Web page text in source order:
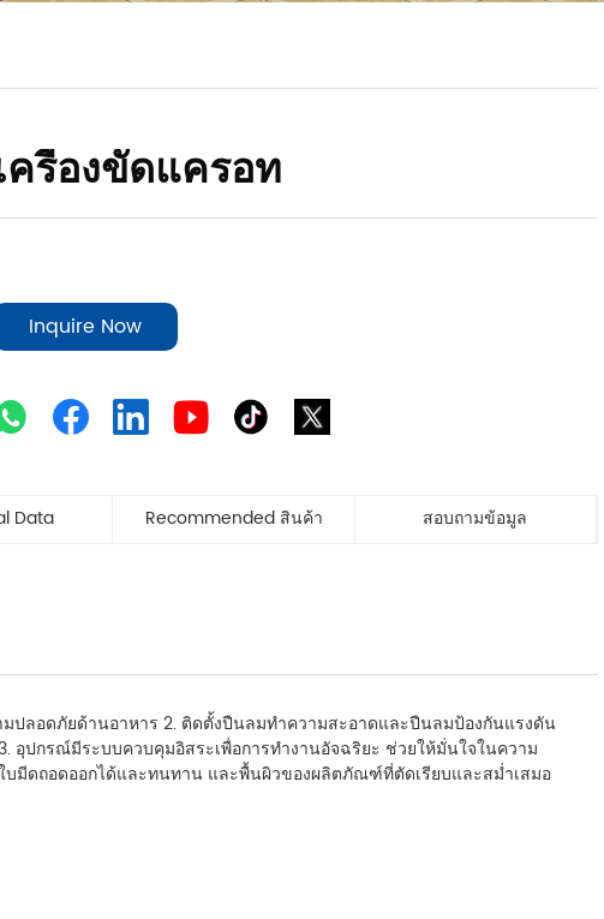
ครื่องขัดแครอท
Inquire Now
Data Recommended สินค้า สอบถามข้อมูล
ปลอดภัยด้านอาหาร 2. ติดตั้งปืนลมทำความสะอาดและปืนลมป้องกันแรงดัน
อุปกรณ์มีระบบควบคุมอิสระเพื่อการทำงานอัจฉริยะ ช่วยให้มั่นใจในความ
มีดถอดออกได้และทนทาน และพื้นผิวของผลิตภัณฑ์ที่ตัดเรียบและสม่ำเสมอ